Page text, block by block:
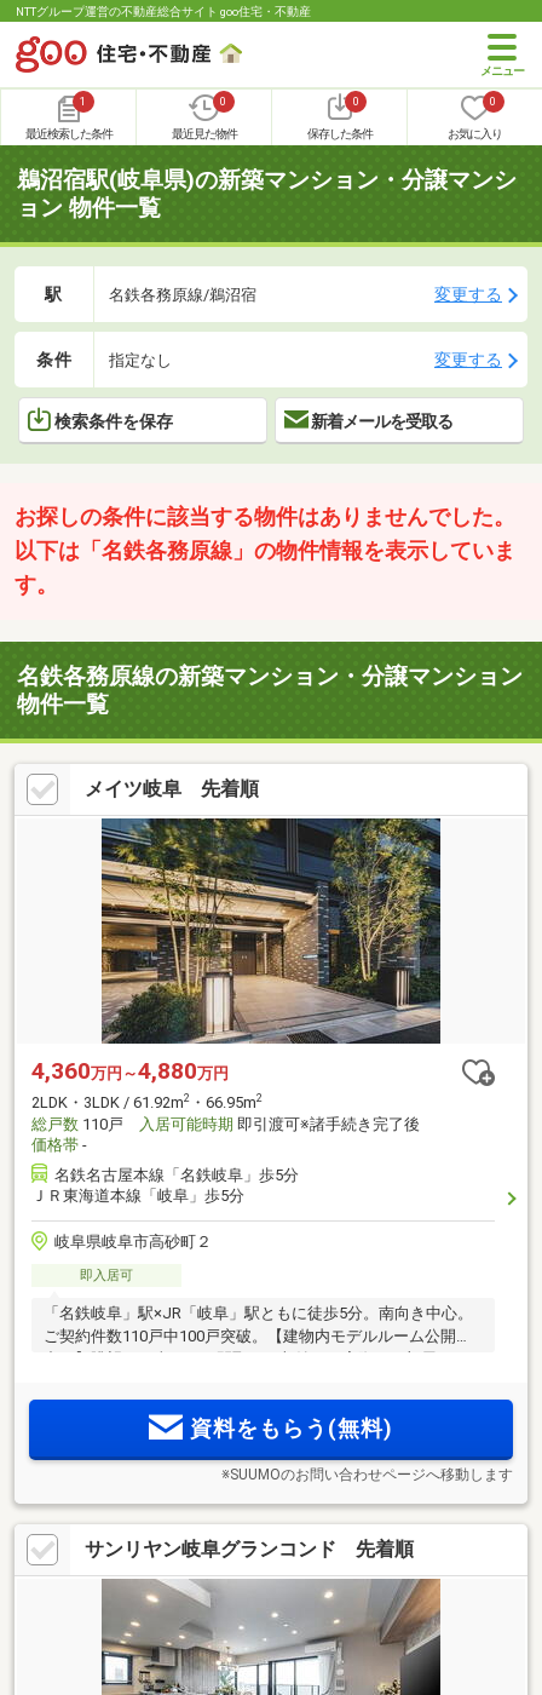
NTTグループ運営の不動産総合サイト goo住宅・不動産
1
最近検索した条件
0
最近見た物件
0
保存した条件
0
お気に入り
鵜沼宿駅(岐阜県)の新築マンション・分譲マンシ
ョン 物件一覧
駅 名鉄各務原線/鵜沼宿 変更する
条件 指定なし 変更する
検索条件を保存 新着メールを受取る
お探しの条件に該当する物件はありませんでした。
以下は「名鉄各務原線」の物件情報を表示していま
す。
名鉄各務原線の新築マンション・分譲マンション
物件一覧
メイツ岐阜 先着順
4,360万円～4,880万円
2LDK・3LDK / 61.92m2 ・66.95m2
総戸数 110戸 入居可能時期 即引渡可※諸手続き完了後
価格帯 -
名鉄名古屋本線「名鉄岐阜」歩5分
ＪＲ東海道本線「岐阜」歩5分
岐阜県岐阜市高砂町２
即入居可
「名鉄岐阜」駅×JR「岐阜」駅ともに徒歩5分。南向き中心。
ご契約件数110戸中100戸突破。【建物内モデルルーム公開
でも軽快に
資料をもらう(無料)
※SUUMOのお問い合わせページへ移動します
サンリヤン岐阜グランコンド 先着順